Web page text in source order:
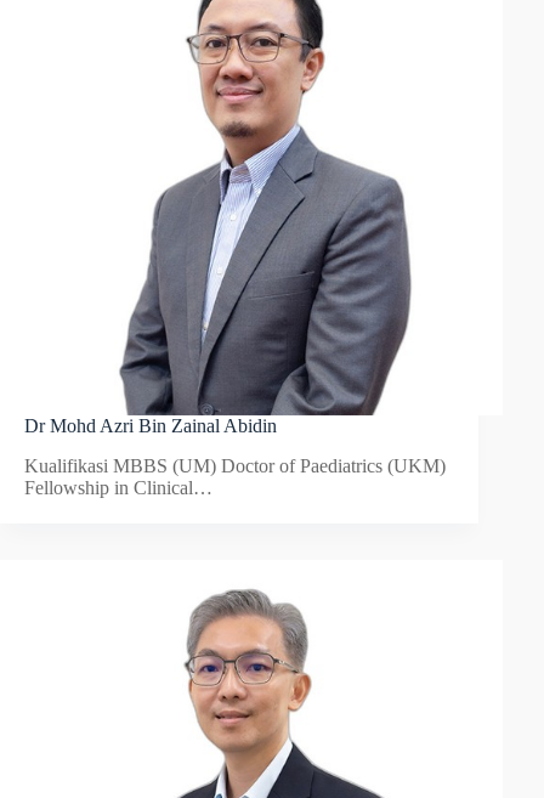
Dr Mohd Azri Bin Zainal Abidin
Kualifikasi MBBS (UM) Doctor of Paediatrics (UKM)
Fellowship in Clinical…